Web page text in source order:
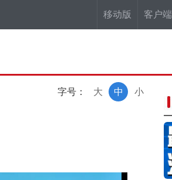
移动版 客户端
字号： 小
中
大